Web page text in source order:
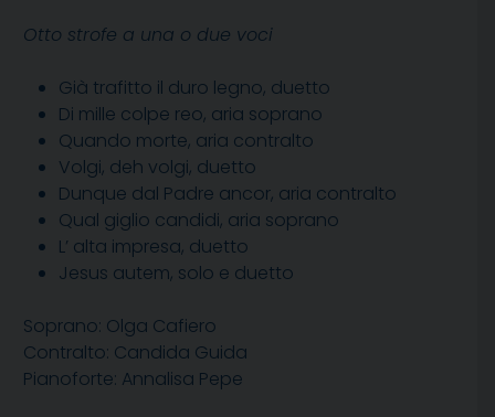
Otto strofe a una o due voci
Già trafitto il duro legno, duetto
Di mille colpe reo, aria soprano
Quando morte, aria contralto
Volgi, deh volgi, duetto
Dunque dal Padre ancor, aria contralto
Qual giglio candidi, aria soprano
L’ alta impresa, duetto
Jesus autem, solo e duetto
Soprano: Olga Cafiero
Contralto: Candida Guida
Pianoforte: Annalisa Pepe